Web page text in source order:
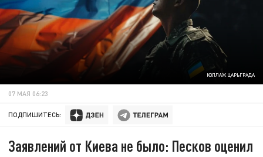
КОЛЛАЖ ЦАРЬГРАДА
07 МАЯ 06:23
ПОДПИШИТЕСЬ:
Заявлений от Киева не было: Песков оценил